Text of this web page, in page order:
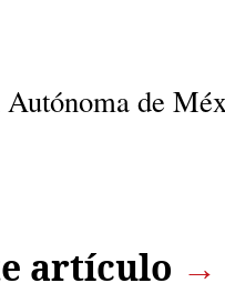
de
artículo →